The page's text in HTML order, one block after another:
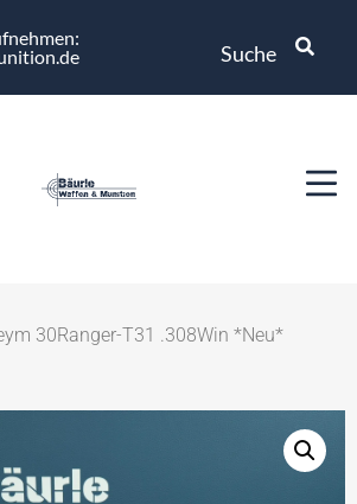
Suche
30Ranger-T31 .308Win *Neu*